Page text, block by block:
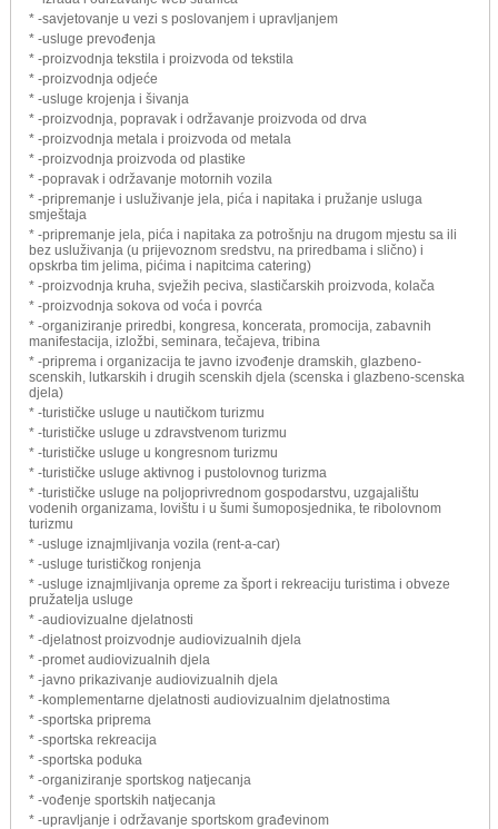
* -savjetovanje u vezi s poslovanjem i upravljanjem
* -usluge prevođenja
* -proizvodnja tekstila i proizvoda od tekstila
* -proizvodnja odjeće
* -usluge krojenja i šivanja
* -proizvodnja, popravak i održavanje proizvoda od drva
* -proizvodnja metala i proizvoda od metala
* -proizvodnja proizvoda od plastike
* -popravak i održavanje motornih vozila
* -pripremanje i usluživanje jela, pića i napitaka i pružanje usluga
smještaja
* -pripremanje jela, pića i napitaka za potrošnju na drugom mjestu sa ili
bez usluživanja (u prijevoznom sredstvu, na priredbama i slično) i
opskrba tim jelima, pićima i napitcima catering)
* -proizvodnja kruha, svježih peciva, slastičarskih proizvoda, kolača
* -proizvodnja sokova od voća i povrća
* -organiziranje priredbi, kongresa, koncerata, promocija, zabavnih
manifestacija, izložbi, seminara, tečajeva, tribina
* -priprema i organizacija te javno izvođenje dramskih, glazbeno-
scenskih, lutkarskih i drugih scenskih djela (scenska i glazbeno-scenska
djela)
* -turističke usluge u nautičkom turizmu
* -turističke usluge u zdravstvenom turizmu
* -turističke usluge u kongresnom turizmu
* -turističke usluge aktivnog i pustolovnog turizma
* -turističke usluge na poljoprivrednom gospodarstvu, uzgajalištu
vodenih organizama, lovištu i u šumi šumoposjednika, te ribolovnom
turizmu
* -usluge iznajmljivanja vozila (rent-a-car)
* -usluge turističkog ronjenja
* -usluge iznajmljivanja opreme za šport i rekreaciju turistima i obveze
pružatelja usluge
* -audiovizualne djelatnosti
* -djelatnost proizvodnje audiovizualnih djela
* -promet audiovizualnih djela
* -javno prikazivanje audiovizualnih djela
* -komplementarne djelatnosti audiovizualnim djelatnostima
* -sportska priprema
* -sportska rekreacija
* -sportska poduka
* -organiziranje sportskog natjecanja
* -vođenje sportskih natjecanja
* -upravljanje i održavanje sportskom građevinom